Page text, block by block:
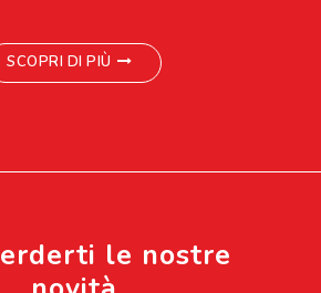
SCOPRI DI PIÙ
le nostre